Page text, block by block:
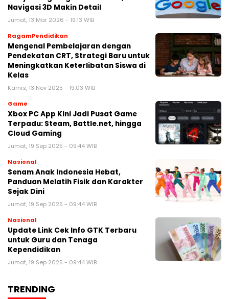
Navigasi 3D Makin Detail
Jumat, 13 Mar 2026 - 19:13 WIB
RagamPendidikan
Mengenal Pembelajaran dengan
Pendekatan CRT, Strategi Baru untuk
Meningkatkan Keterlibatan Siswa di
Kelas
Kamis, 13 Nov 2025 - 19:03 WIB
Game
Xbox PC App Kini Jadi Pusat Game
Terpadu: Steam, Battle.net, hingga
Cloud Gaming
Jumat, 19 Sep 2025 - 09:44 WIB
Nasional
Senam Anak Indonesia Hebat,
Panduan Melatih Fisik dan Karakter
Sejak Dini
Jumat, 19 Sep 2025 - 09:44 WIB
Nasional
Update Link Cek Info GTK Terbaru
untuk Guru dan Tenaga
Kependidikan
Jumat, 19 Sep 2025 - 09:44 WIB
TRENDING